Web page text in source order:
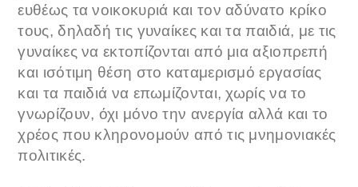
ευθέως τα νοικοκυριά και τον αδύνατο κρίκο
τους, δηλαδή τις γυναίκες και τα παιδιά, με τις
γυναίκες να εκτοπίζονται από μια αξιοπρεπή
και ισότιμη θέση στο καταμερισμό εργασίας
και τα παιδιά να επωμίζονται, χωρίς να το
γνωρίζουν, όχι μόνο την ανεργία αλλά και το
χρέος που κληρονομούν από τις μνημονιακές
πολιτικές.